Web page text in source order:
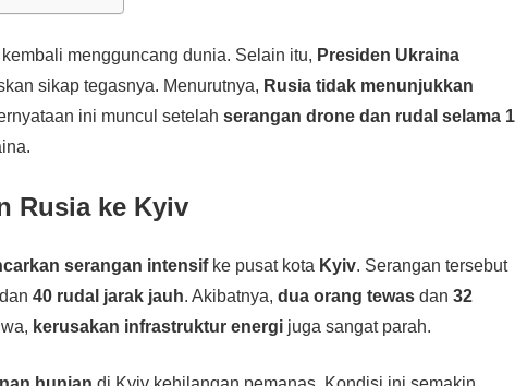
kembali mengguncang dunia. Selain itu, Presiden Ukraina
sikap tegasnya. Menurutnya, Rusia tidak menunjukkan
ini muncul setelahserangan drone dan rudal selama
Rusia ke Kyiv
serangan intensifke pusat kota Kyiv. Serangan tersebut
dan40 rudal jarak jauh. Akibatnya,dua orang tewas dan32
kerusakan infrastruktur energi juga sangat parah.